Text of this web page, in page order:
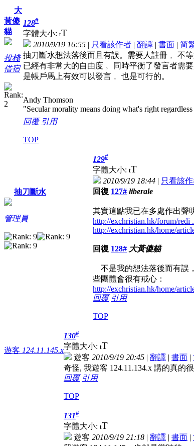
大
黃傻
貓
投棧
借宿
128#
字體大小: tT
2010/9/19 16:55 | 只看該作者 | 翻譯 | 書面 | 简
抽刀斷水想法落後而且有誤。需要人註冊﹐ 不
已經有非常大的自由度﹐ 同時平衡了發言者需
是帳戶馬上有效可以發言﹐ 也是可行的。
Andy Thomson
"Secular morality means doing what's right
回覆 引用
TOP
抽刀斷水
管理員
129#
字體大小: tT
2010/9/19 18:44 | 只看該
回復 127# liberale
其實這點我已在多處作出聲
http://exchristian.hk/forum/
http://exchristian.hk/home/
回復 128# 大黃傻貓
不是我的想法落後而有誤
些團體會很有戒心：
http://exchristian.hk/home/
回覆 引用
TOP
遊客 124.11.145.x
130#
字體大小: tT
遊客 2010/9/19 20:45 | 翻譯 | 書面 |
奇怪, 我遊客 124.11.134.x 講的真的
回覆 引用
TOP
131#
字體大小: tT
遊客 2010/9/19 21:18 | 翻譯 | 書面 |